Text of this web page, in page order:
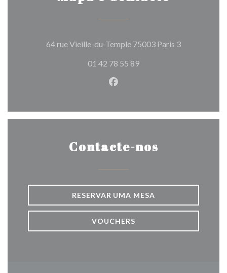
64 rue Vieille-du-Temple 75003 Paris 3((abre numa
01 42 78 55 89
Facebook ((abre numa nova
Contacte-nos
RESERVAR UMA MESA
VOUCHERS